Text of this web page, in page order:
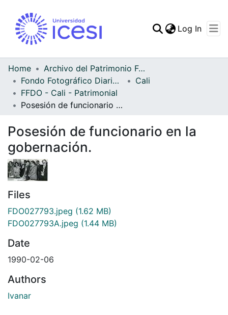
Statistics
Log In
Home
Archivo del Patrimonio Fotográfico y Fílmico del Valle del Cauca
Fondo Fotográfico Diario Occidente
Cali
FFDO - Cali - Patrimonial
Posesión de funcionario en la gobernación.
Posesión de funcionario en la
gobernación.
Files
FDO027793.jpeg (1.62 MB)
FDO027793A.jpeg (1.44 MB)
Date
1990-02-06
Authors
Ivanar